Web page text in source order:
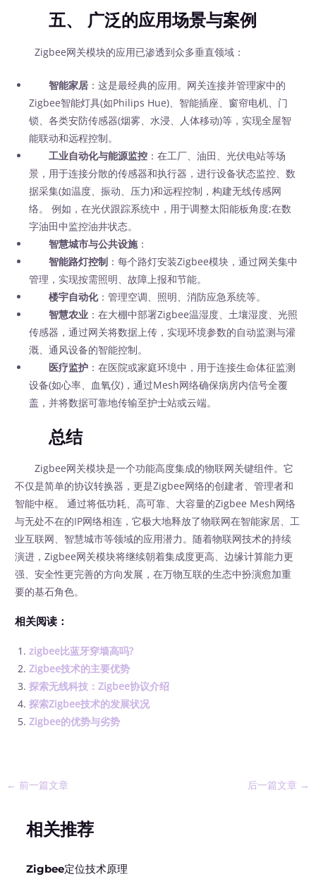
五、 广泛的应用场景与案例
Zigbee网关模块的应用已渗透到众多垂直领域：
智能家居 ：这是最经典的应用。网关连接并管理家中的
Zigbee智能灯具(如Philips Hue)、智能插座、窗帘电机、门
锁、各类安防传感器(烟雾、水浸、人体移动)等，实现全屋智
能联动和远程控制。
工业自动化与能源监控 ：在工厂、油田、光伏电站等场
景，用于连接分散的传感器和执行器，进行设备状态监控、数
据采集(如温度、振动、压力)和远程控制，构建无线传感网
络。 例如，在光伏跟踪系统中，用于调整太阳能板角度;在数
字油田中监控油井状态。
智慧城市与公共设施：
智能路灯控制 ：每个路灯安装Zigbee模块，通过网关集中
管理，实现按需照明、故障上报和节能。
楼宇自动化：管理空调、照明、消防应急系统等。
智慧农业 ：在大棚中部署Zigbee温湿度、土壤湿度、光照
传感器，通过网关将数据上传，实现环境参数的自动监测与灌
溉、通风设备的智能控制。
医疗监护 ：在医院或家庭环境中，用于连接生命体征监测
设备(如心率、血氧仪)，通过Mesh网络确保病房内信号全覆
盖，并将数据可靠地传输至护士站或云端。
总结
Zigbee网关模块是一个功能高度集成的物联网关键组件。它
不仅是简单的协议转换器，更是Zigbee网络的创建者、管理者和
智能中枢。 通过将低功耗、高可靠、大容量的Zigbee Mesh网络
与无处不在的IP网络相连，它极大地释放了物联网在智能家居、工
业互联网、智慧城市等领域的应用潜力。随着物联网技术的持续
演进，Zigbee网关模块将继续朝着集成度更高、边缘计算能力更
强、安全性更完善的方向发展，在万物互联的生态中扮演愈加重
要的基石角色。
相关阅读：
zigbee比蓝牙穿墙高吗?
Zigbee技术的主要优势
探索无线科技：Zigbee协议介绍
探索Zigbee技术的发展状况
Zigbee的优势与劣势
← 前一篇文章 后一篇文章 →
相关推荐
Zigbee定位技术原理